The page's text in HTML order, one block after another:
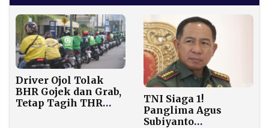
Driver Ojol Tolak
BHR Gojek dan Grab,
Tetap Tagih THR
TNI Siaga 1!
Panglima Agus
Subiyanto